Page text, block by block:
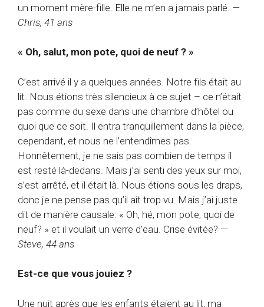
un moment mère-fille. Elle ne m’en a jamais parlé. —
Chris, 41 ans
« Oh, salut, mon pote, quoi de neuf ? »
C’est arrivé il y a quelques années. Notre fils était au
lit. Nous étions très silencieux à ce sujet – ce n’était
pas comme du sexe dans une chambre d’hôtel ou
quoi que ce soit. Il entra tranquillement dans la pièce,
cependant, et nous ne l’entendîmes pas.
Honnêtement, je ne sais pas combien de temps il
est resté là-dedans. Mais j’ai senti des yeux sur moi,
s’est arrêté, et il était là. Nous étions sous les draps,
donc je ne pense pas qu’il ait trop vu. Mais j’ai juste
dit de manière causale: « Oh, hé, mon pote, quoi de
neuf? » et il voulait un verre d’eau. Crise évitée? —
Steve, 44 ans
Est-ce que vous jouiez ?
Une nuit après que les enfants étaient au lit, ma